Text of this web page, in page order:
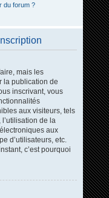
du forum ?
mais les
la publication de
inscrivant, vous
aux visiteurs, tels
de la
aux
d’utilisateurs, etc.
c’est pourquoi